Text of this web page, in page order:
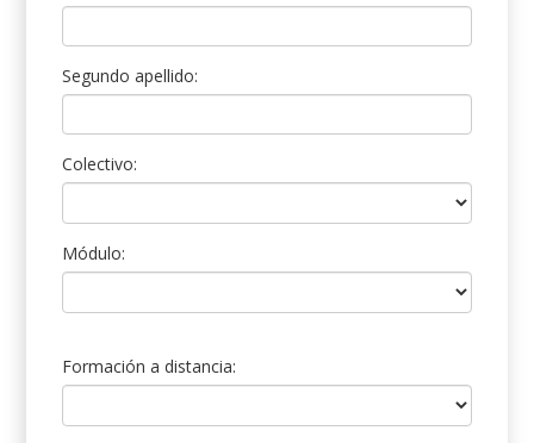
Segundo apellido:
Colectivo:
Módulo:
Formación a distancia: